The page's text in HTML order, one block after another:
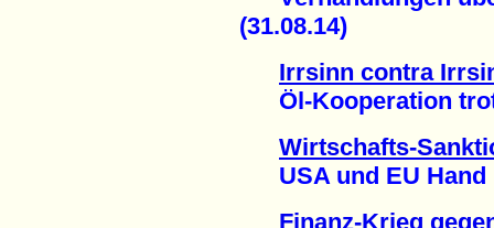
(31.08.14)
Irrsinn contra
Öl-Kooperation
Wirtschafts-
USA und EU Hand
Finanz-Krieg